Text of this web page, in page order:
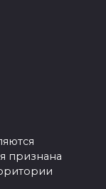
признана